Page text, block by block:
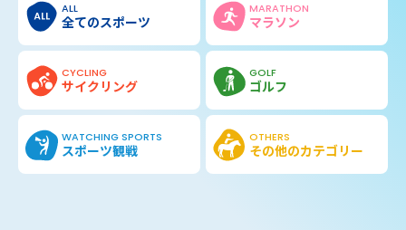
ALL
全てのスポーツ
MARATHON
マラソン
CYCLING
サイクリング
GOLF
ゴルフ
WATCHING SPORTS
スポーツ観戦
OTHERS
その他のカテゴリー